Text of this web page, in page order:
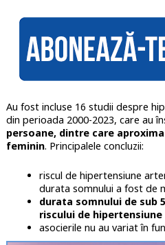
Au fost incluse 16 studii despre
din perioada 2000-2023, care au
persoane, dintre care
feminin. Principalele concluzii:
riscul de hipertensiune
durata somnului a fost de
durata somnului de sub
riscului de
asocierile nu au variat în